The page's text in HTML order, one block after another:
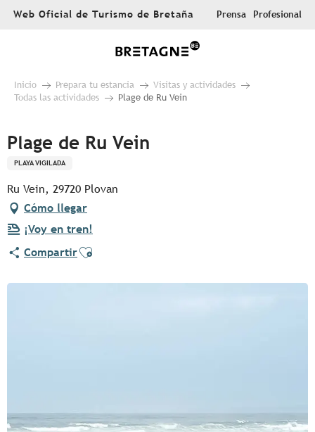
AllerWeb Oficial de Turismo de Bretaña Prensa Profesional
Inicio Prepara tu estancia
Visitas y actividades
Todas las actividades
Plage de Ru Vein
Plage de Ru Vein
PLAYA VIGILADA
Ru Vein, 29720 Plovan
Cómo llegar
¡Voy en tren!
CompartirAjouter aux favoris